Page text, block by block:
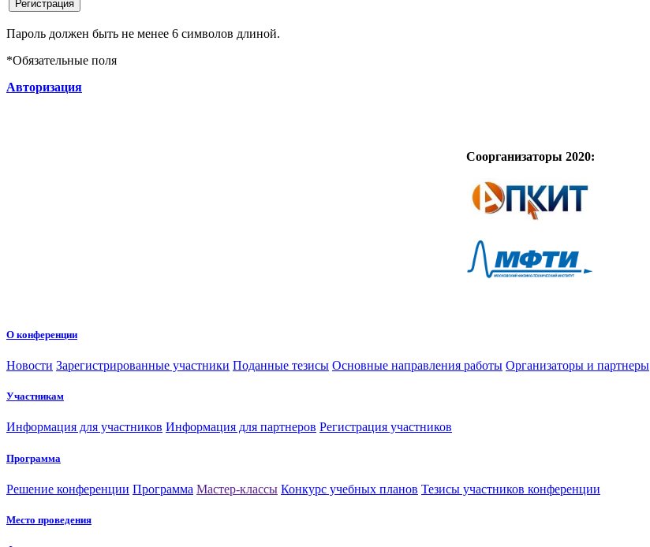
Пароль должен быть не менее 6 символов длиной.
*Обязательные поля
Авторизация
Соорганизаторы 2020:
О конференции
Новости Зарегистрированные участники Поданные тезисы Основные направления работы Организаторы и партнеры
Участникам
Информация для участников Информация для партнеров Регистрация участников
Программа
Решение конференции Программа Мастер-классы Конкурс учебных планов Тезисы участников конференции
Место проведения